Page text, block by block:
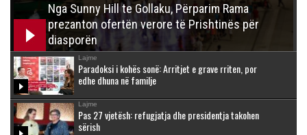
Nga Sunny Hill te Gollaku, Përparim Rama
prezanton ofertën verore të Prishtinës për
diasporën
Lajme
Paradoksi i kohës sonë: Arritjet e grave rriten, por
edhe dhuna në familje
Lajme
Pas 27 vjetësh: refugjatja dhe presidentja takohen
sërish